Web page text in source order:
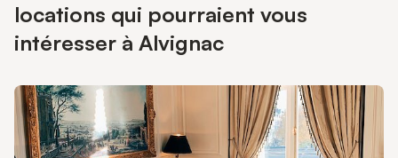
locations qui pourraient vous
intéresser à Alvignac